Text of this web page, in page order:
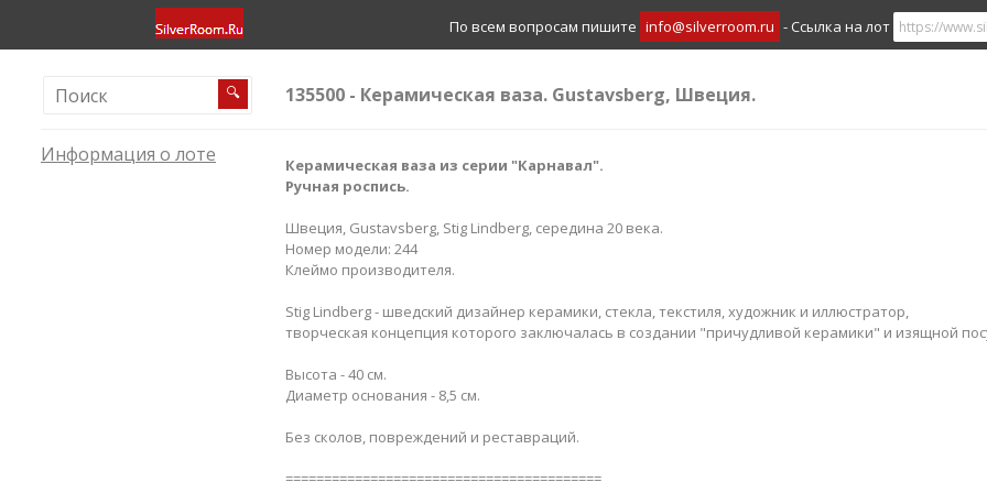
По всем вопросам пишите info@silverroom.ru - Ссылка на лот
🔍 135500 - Керамическая ваза. Gustavsberg, Швеция.
Информация о лоте
Керамическая ваза из серии "Карнавал".
Ручная роспись.
Швеция, Gustavsberg, Stig Lindberg, середина 20 века.
Номер модели: 244
Клеймо производителя.
Stig Lindberg - шведский дизайнер керамики, стекла, текстиля, художник и иллюстратор,
творческая концепция которого заключалась в создании "причудливой керамики" и изящной
Высота - 40 см.
Диаметр основания - 8,5 см.
Без сколов, повреждений и реставраций.
=========================================